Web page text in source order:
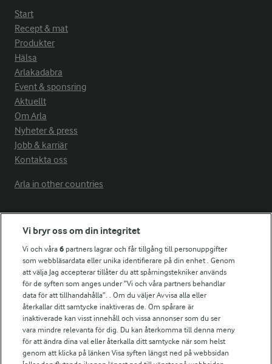
Start
Recept & mat
Produkter
Hälsa
Arlakadabra
Event & sponsring
Aktuellt
Om Arla
Nyheter & press
Jobb & karriär
Kontakta oss
Arla in other countries
Fler Arlasajter
För ägare
Arlas kundportal
Arla.com
Falbygdens Ost
Arla webbshop
Bildbank
Vi bryr oss om din integritet
Vi och våra6 partners lagrar och får tillgång till personuppgifter
som webbläsardata eller unika identifierare på din enhet . Genom
att välja Jag accepterar tillåter du att spårningstekniker används
för de syften som anges under ”Vi och våra partners behandlar
data för att tillhandahålla”. . Om du väljer Avvisa alla eller
återkallar ditt samtycke inaktiveras de. Om spårare är
inaktiverade kan visst innehåll och vissa annonser som du ser
vara mindre relevanta för dig. Du kan återkomma till denna meny
för att ändra dina val eller återkalla ditt samtycke när som helst
genom att klicka på länken Visa syften längst ned på webbsidan